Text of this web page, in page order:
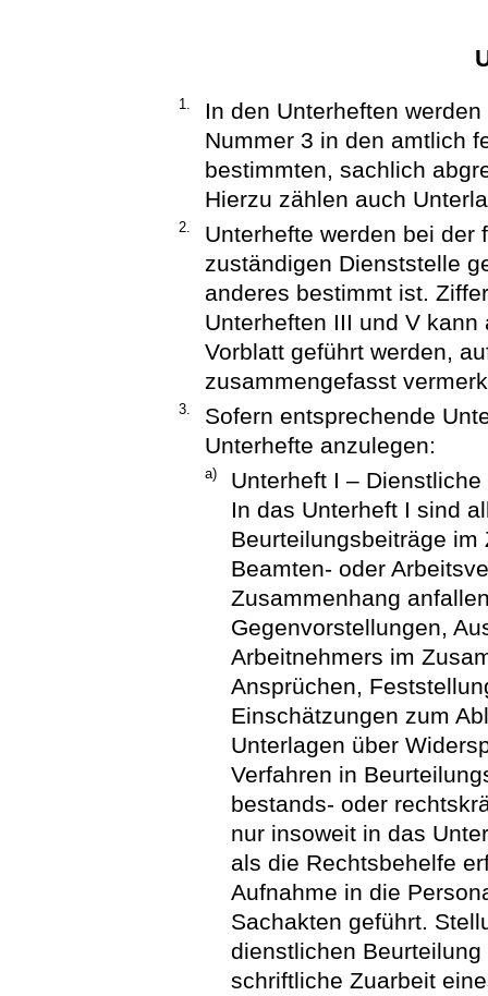
1.
In den Unterheften
Nummer 3 in den amtlich
bestimmten, sachlich
Hierzu zählen auch
2.
Unterhefte werden bei der
zuständigen Dienststelle
anderes bestimmt ist.
Unterheften III und V
Vorblatt geführt werden,
zusammengefasst
3.
Sofern entsprechende
Unterhefte anzulegen:
a)
Unterheft I –
In das Unterheft I sind
Beurteilungsbeiträge
Beamten- oder
Zusammenhang
Gegenvorstellungen,
Arbeitnehmers im
Ansprüchen,
Einschätzungen zum
Unterlagen über
Verfahren in
bestands- oder
nur insoweit in das
als die Rechtsbehelfe
Aufnahme in die
Sachakten geführt.
dienstlichen
schriftliche Zuarbeit